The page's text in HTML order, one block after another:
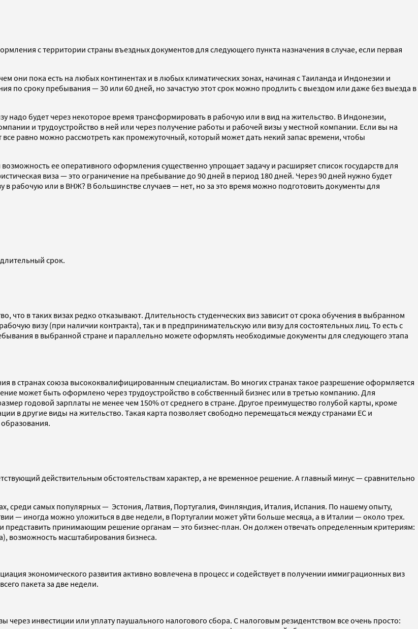
с территории страны въездных документов для следующего пункта назначения в случае, если первая
они пока есть на любых континентах и в любых климатических зонах, начиная с Таиланда и Индонезии и
по сроку пребывания — 30 или 60 дней, но зачастую этот срок можно продлить с выездом или даже без выезда в
надо будет через некоторое время трансформировать в рабочую или в вид на жительство. В Индонезии,
и трудоустройство в ней или через получение работы и рабочей визы у местной компании. Если вы на
равно можно рассмотреть как промежуточный, который может дать некий запас времени, чтобы
ее оперативного оформления существенно упрощает задачу и расширяет список государств для
виза — это ограничение на пребывание до 90 дней в период 180 дней. Через 90 дней нужно будет
в рабочую или в ВНЖ? В большинстве случаев — нет, но за это время можно подготовить документы для
срок.
в таких визах редко отказывают. Длительность студенческих виз зависит от срока обучения в выбранном
визу (при наличии контракта), так и в предпринимательскую или визу для состоятельных лиц. То есть с
в выбранной стране и параллельно можете оформлять необходимые документы для следующего этапа
в странах союза высококвалифицированным специалистам. Во многих странах такое разрешение оформляется
может быть оформлено через трудоустройство в собственный бизнес или в третью компанию. Для
годовой зарплаты не менее чем 150% от среднего в стране. Другое преимущество голубой карты, кроме
в другие виды на жительство. Такая карта позволяет свободно перемещаться между странами ЕС и
действительным обстоятельствам характер, а не временное решение. А главный минус — сравнительно
среди самых популярных — Эстония, Латвия, Португалия, Финляндия, Италия, Испания. По нашему опыту,
— иногда можно уложиться в две недели, в Португалии может уйти больше месяца, а в Италии — около трех.
представить принимающим решение органам — это бизнес-план. Он должен отвечать определенным критериям:
возможность масштабирования бизнеса.
экономического развития активно вовлечена в процесс и содействует в получении иммиграционных виз
пакета за две недели.
через инвестиции или уплату паушального налогового сбора. С налоговым резидентством все очень просто: